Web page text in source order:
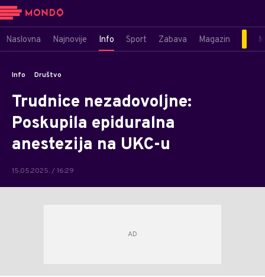
Naslovna Najnovije Info Sport Zabava Magazin
Info Društvo
Trudnice nezadovoljne:
Poskupila epiduralna
anestezija na UKC-u
15.05.2025. / 16:29